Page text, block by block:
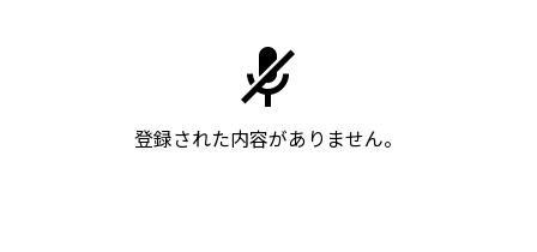
登録された内容がありません。